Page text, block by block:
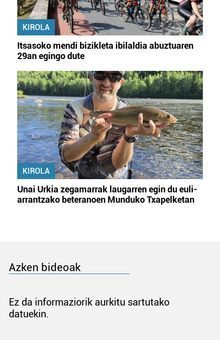
KIROLA
Itsasoko mendi bizikleta ibilaldia abuztuaren
29an egingo dute
KIROLA
Unai Urkia zegamarrak laugarren egin du euli-
arrantzako beteranoen Munduko Txapelketan
Azken bideoak
Ez da informaziorik aurkitu sartutako
datuekin.